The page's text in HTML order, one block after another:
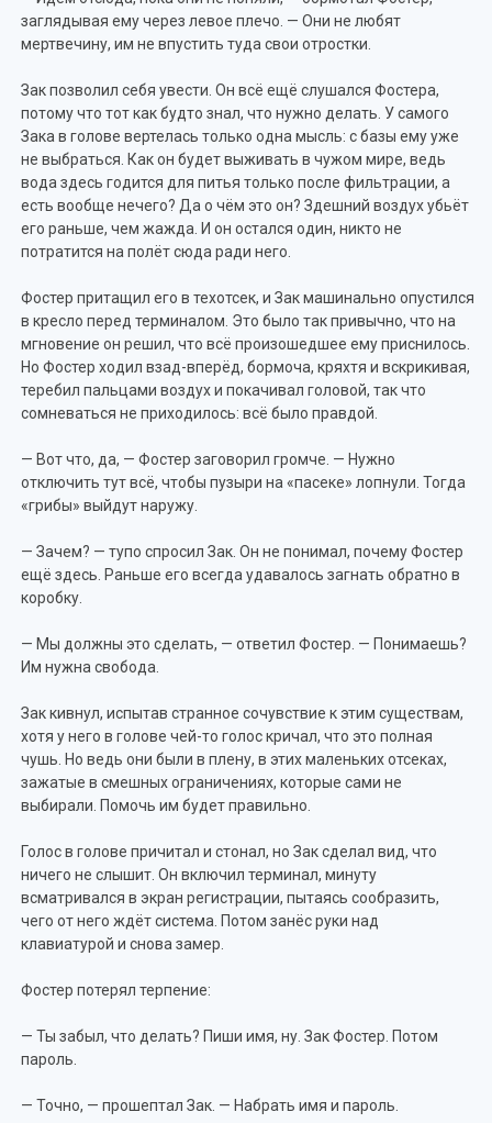
заглядывая ему через левое плечо. — Они не любят
мертвечину, им не впустить туда свои отростки.
Зак позволил себя увести. Он всё ещё слушался Фостера,
потому что тот как будто знал, что нужно делать. У самого
Зака в голове вертелась только одна мысль: с базы ему уже
не выбраться. Как он будет выживать в чужом мире, ведь
вода здесь годится для питья только после фильтрации, а
есть вообще нечего? Да о чём это он? Здешний воздух убьёт
его раньше, чем жажда. И он остался один, никто не
потратится на полёт сюда ради него.
Фостер притащил его в техотсек, и Зак машинально опустился
в кресло перед терминалом. Это было так привычно, что на
мгновение он решил, что всё произошедшее ему приснилось.
Но Фостер ходил взад-вперёд, бормоча, кряхтя и вскрикивая,
теребил пальцами воздух и покачивал головой, так что
сомневаться не приходилось: всё было правдой.
— Вот что, да, — Фостер заговорил громче. — Нужно
отключить тут всё, чтобы пузыри на «пасеке» лопнули. Тогда
«грибы» выйдут наружу.
— Зачем? — тупо спросил Зак. Он не понимал, почему Фостер
ещё здесь. Раньше его всегда удавалось загнать обратно в
коробку.
— Мы должны это сделать, — ответил Фостер. — Понимаешь?
Им нужна свобода.
Зак кивнул, испытав странное сочувствие к этим существам,
хотя у него в голове чей-то голос кричал, что это полная
чушь. Но ведь они были в плену, в этих маленьких отсеках,
зажатые в смешных ограничениях, которые сами не
выбирали. Помочь им будет правильно.
Голос в голове причитал и стонал, но Зак сделал вид, что
ничего не слышит. Он включил терминал, минуту
всматривался в экран регистрации, пытаясь сообразить,
чего от него ждёт система. Потом занёс руки над
клавиатурой и снова замер.
Фостер потерял терпение:
— Ты забыл, что делать? Пиши имя, ну. Зак Фостер. Потом
пароль.
— Точно, — прошептал Зак. — Набрать имя и пароль.